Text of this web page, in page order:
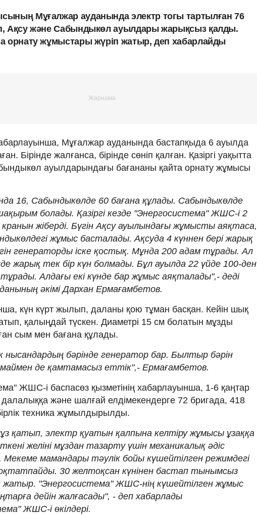
Мұғалжар ауданында электр тогы тартылған 76
Ақсу және Сабындыкөл ауылдары жарықсыз қалды.
орнату жұмыстары жүріп жатыр, деп хабарлайды
хабарлауынша, Мұғалжар ауданында бастапқыда 6 ауылда
Бірінде жалғанса, бірінде сөніп қалған. Қазіргі уақытта
ауылдарындағы бағананы қайта орнату жұмысы
16, Сабындыкөлде 60 бағана құлады. Сабындыкөлде
болады. Қазіргі кезде "Энергосистема" ЖШС-і 2
жіберді. Бүгін Ақсу ауылындағы жұмысты аяқтаса,
жұмыс басталады. Ақсуда 4 күннен бері жарық
генераторды іске қостық. Мұнда 200 адам тұрады. Ал
жарық тек бір күн болмады. Бұл ауылда 22 үйде 100-ден
Алдағы екі күнде бар жұмыс аяқталады",- деді
әкімі Дархан Ермағамбетов.
күн күрт жылып, даланы қою тұман басқан. Кейін шық
қалыңдай түскен. Диаметрі 15 см болатын мұзды
сым мен бағана құлады.
нысандардың бәрінде генератор бар. Былтыр бәрін
де қамтамасыз еттік",- Ермағамбетов.
ЖШС-і баспасөз қызметінің хабарлауынша, 1-6 қаңтар
және шалғай елдімекендерге 72 бригада, 418
техника жұмылдырылды.
қатып, электр қуатын қалпына келтіру жұмысы ұзаққа
желіні мұздан тазарту үшін механикалық әдіс
Мекеме мамандары тәулік бойы күшейтілген режимдегі
30 желтоқсан күнінен бастап тынымсыз
жатыр. "Энергосистема" ЖШС-нің күшейтілген жұмыс
дейін жалғасады", - деп хабарлады
ЖШС-і өкілдері.